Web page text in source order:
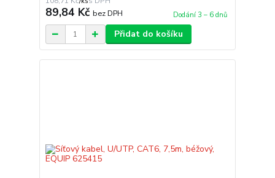
89,84 Kč bez DPH Dodání 3 – 6 dnů
Přidat do košíku